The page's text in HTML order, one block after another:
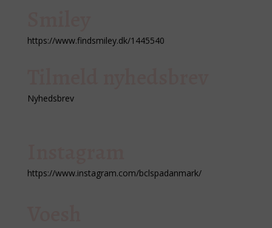
https://www.findsmiley.dk/1445540
Nyhedsbrev
https://www.instagram.com/bclspadanmark/